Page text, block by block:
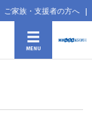
ご家族・支援者の方へ